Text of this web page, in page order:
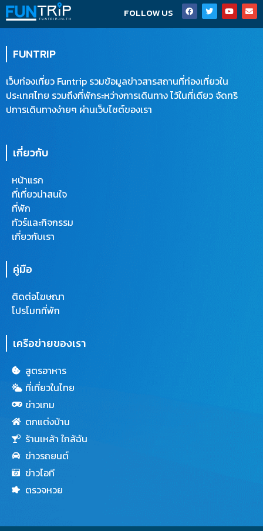
FOLLOW US F
a
c
e
T
w
i
t
Y
o
u
t
E
n
v
e
FUNTRIP
เว็บท่องเที่ยว Funtrip รวมข้อมูลข่าวสารสถานที่ท่องเที่ยวใน
ประเทศไทย รวมถึงที่พักระหว่างการเดินทาง ไว้ในที่เดียว จัดทริ
ปการเดินทางง่ายๆ ผ่านเว็บไซต์ของเรา
เกี่ยวกับ
หน้าแรก
ที่เที่ยวน่าสนใจ
ที่พัก
ทัวร์และกิจกรรม
เกี่ยวกับเรา
คู่มือ
ติดต่อโฆษณา
โปรโมทที่พัก
เครือข่ายของเรา
สูตรอาหาร
ที่เที่ยวในไทย
ข่าวเกม
ตกแต่งบ้าน
ร้านเหล้า ใกล้ฉัน
ข่าวรถยนต์
ข่าวไอที
ตรวจหวย